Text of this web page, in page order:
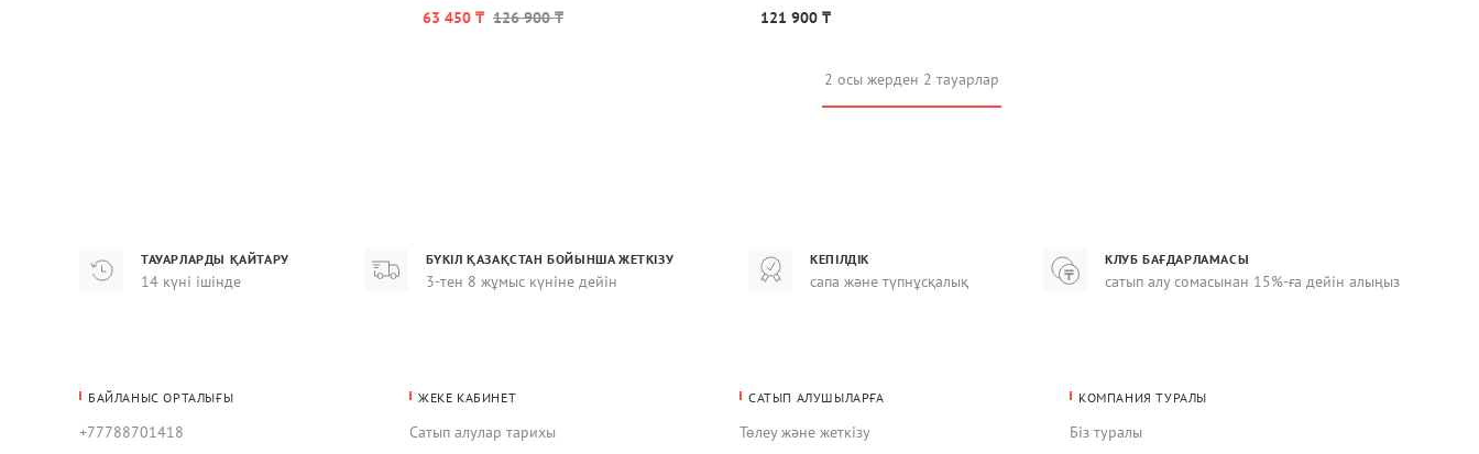
63 450 ₸ 126 900 ₸ 121 900 ₸
2 осы жерден 2 тауарлар
ТАУАРЛАРДЫ ҚАЙТАРУ
14 күні ішінде
БҮКІЛ ҚАЗАҚСТАН БОЙЫНША ЖЕТКІЗУ
3-тен 8 жұмыс күніне дейін
КЕПІЛДІК
сапа және түпнұсқалық
КЛУБ БАҒДАРЛАМАСЫ
сатып алу сомасынан 15%-ға дейін алыңыз
БАЙЛАНЫС ОРТАЛЫҒЫ
+77788701418
ЖЕКЕ КАБИНЕТ
Сатып алулар тарихы
САТЫП АЛУШЫЛАРҒА
Төлеу және жеткізу
КОМПАНИЯ ТУРАЛЫ
Біз туралы